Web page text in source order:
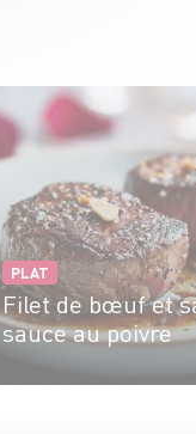
PLAT
Filet de bœuf et
sauce au poivre